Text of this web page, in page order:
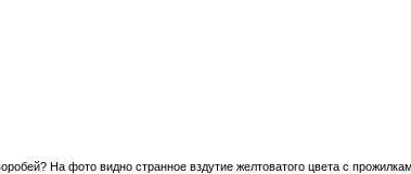
На фото видно странное вздутие желтоватого цвета с